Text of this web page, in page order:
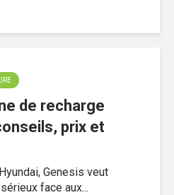
de recharge
prix et
Genesis veut
face aux...